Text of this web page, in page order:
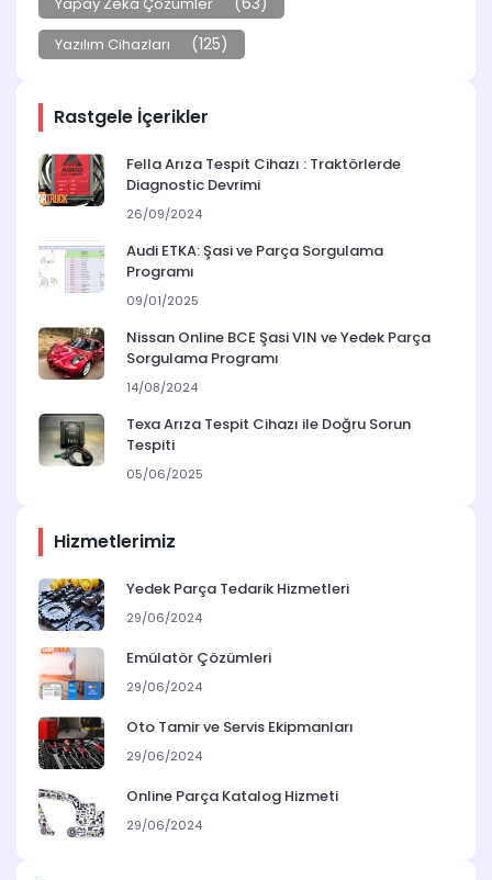
Yazılım Cihazları (125)
Rastgele İçerikler
Fella Arıza Tespit Cihazı : Traktörlerde
Diagnostic Devrimi
26/09/2024
Audi ETKA: Şasi ve Parça Sorgulama
Programı
09/01/2025
Nissan Online BCE Şasi VIN ve Yedek Parça
Sorgulama Programı
14/08/2024
Texa Arıza Tespit Cihazı ile Doğru Sorun
Tespiti
05/06/2025
Hizmetlerimiz
Yedek Parça Tedarik Hizmetleri
29/06/2024
Emülatör Çözümleri
29/06/2024
Oto Tamir ve Servis Ekipmanları
29/06/2024
Online Parça Katalog Hizmeti
29/06/2024